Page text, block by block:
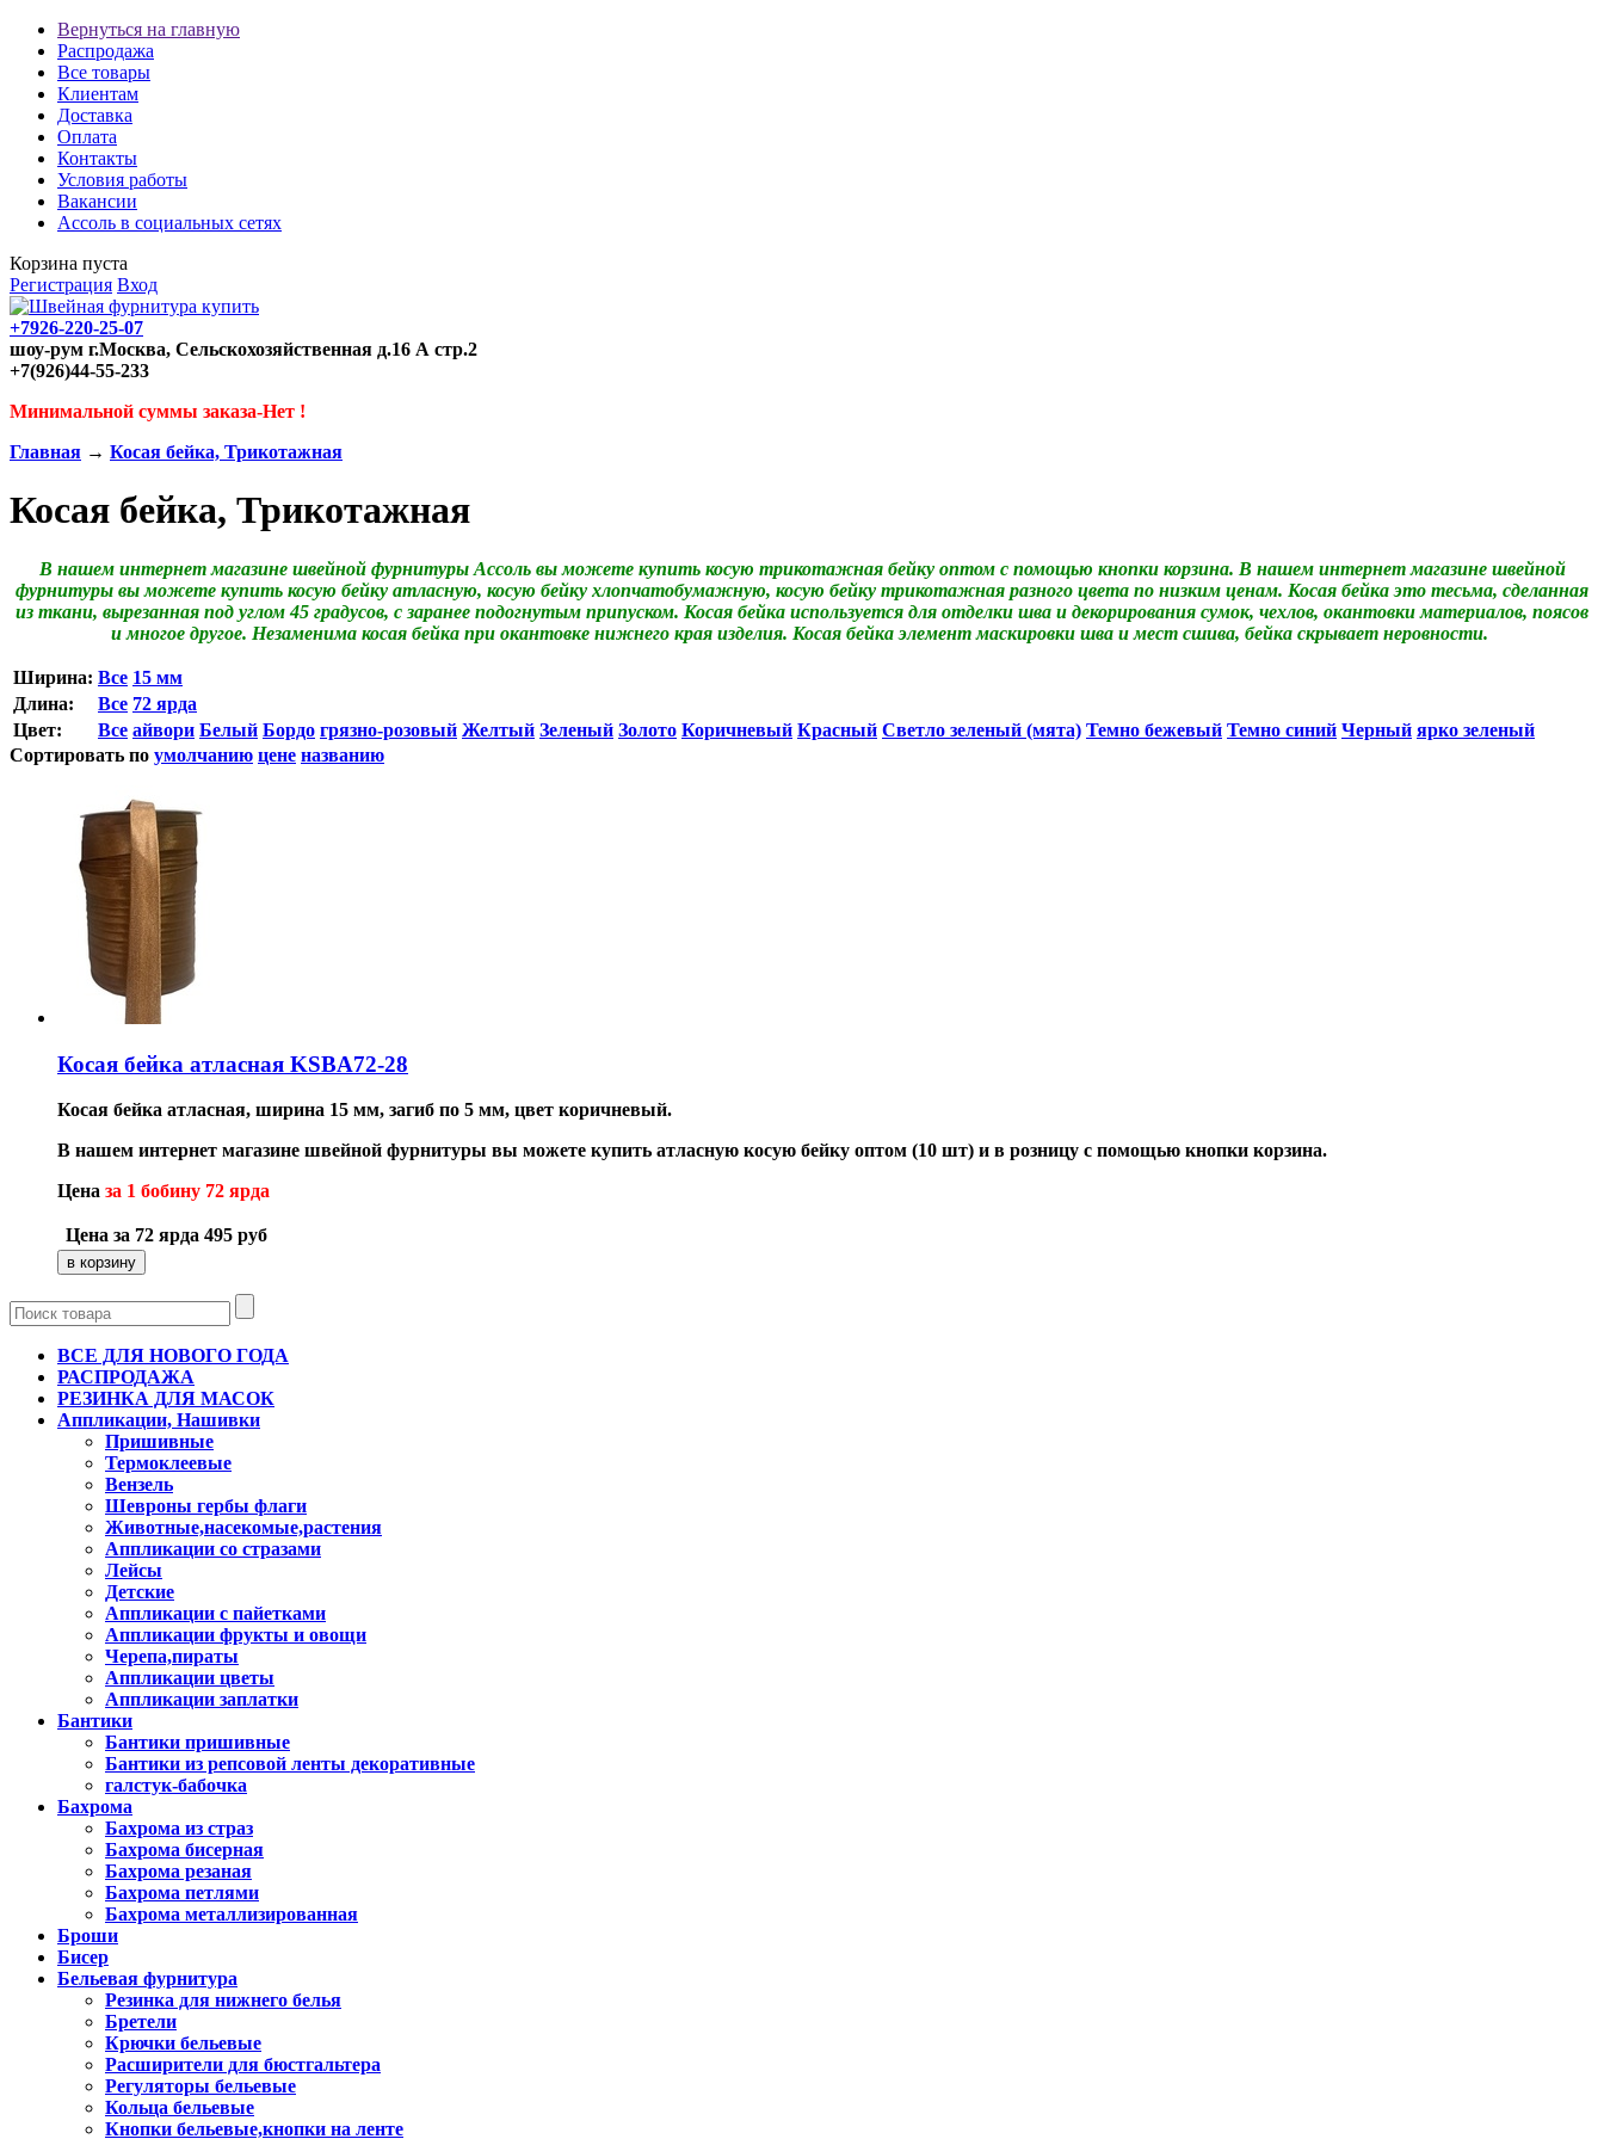
Вернуться на главную
Распродажа
Все товары
Клиентам
Доставка
Оплата
Контакты
Условия работы
Вакансии
Ассоль в социальных сетях
Корзина пуста
Регистрация Вход
+7926-220-25-07
шоу-рум г.Москва, Сельскохозяйственная д.16 А стр.2
+7(926)44-55-233
Минимальной суммы заказа-Нет !
Главная → Косая бейка, Трикотажная
Косая бейка, Трикотажная
В нашем интернет магазине швейной фурнитуры Ассоль вы можете купить косую трикотажная бейку оптом с помощью кнопки корзина. В нашем интернет магазине швейной
фурнитуры вы можете купить косую бейку атласную, косую бейку хлопчатобумажную, косую бейку трикотажная разного цвета по низким ценам. Косая бейка это тесьма, сделанная
из ткани, вырезанная под углом 45 градусов, с заранее подогнутым припуском. Косая бейка используется для отделки шва и декорирования сумок, чехлов, окантовки материалов, поясов
и многое другое. Незаменима косая бейка при окантовке нижнего края изделия. Косая бейка элемент маскировки шва и мест сшива, бейка скрывает неровности.
Ширина: Все 15 мм
Длина:
Все 72 ярда
Цвет:
Все айвори Белый Бордо грязно-розовый Желтый Зеленый Золото Коричневый Красный Светло зеленый (мята) Темно бежевый Темно синий Черный ярко зеленый
Сортировать по умолчанию цене названию
Косая бейка атласная KSBA72-28
Косая бейка атласная, ширина 15 мм, загиб по 5 мм, цвет коричневый.
В нашем интернет магазине швейной фурнитуры вы можете купить атласную косую бейку оптом (10 шт) и в розницу с помощью кнопки корзина.
Цена за 1 бобину 72 ярда
Цена за 72 ярда 495 руб
ВСЕ ДЛЯ НОВОГО ГОДА
РАСПРОДАЖА
РЕЗИНКА ДЛЯ МАСОК
Аппликации, Нашивки
Пришивные
Термоклеевые
Вензель
Шевроны гербы флаги
Животные,насекомые,растения
Аппликации со стразами
Лейсы
Детские
Аппликации с пайетками
Аппликации фрукты и овощи
Черепа,пираты
Аппликации цветы
Аппликации заплатки
Бантики
Бантики пришивные
Бантики из репсовой ленты декоративные
галстук-бабочка
Бахрома
Бахрома из страз
Бахрома бисерная
Бахрома резаная
Бахрома петлями
Бахрома металлизированная
Броши
Бисер
Бельевая фурнитура
Резинка для нижнего белья
Бретели
Крючки бельевые
Расширители для бюстгальтера
Регуляторы бельевые
Кольца бельевые
Кнопки бельевые,кнопки на ленте